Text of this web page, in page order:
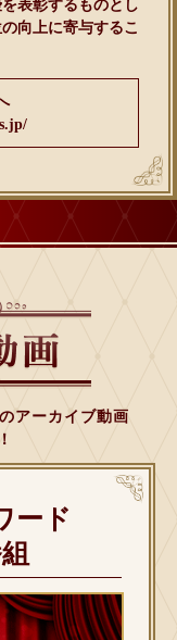
表彰するものとし
向上に寄与するこ
アーカイブ動画
ード